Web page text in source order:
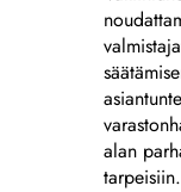
alan
tarpeisiin.